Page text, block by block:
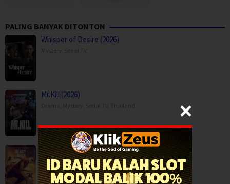
PALING BANYAK DITONTON
Whisper of Desire (2026)
Mr.Kill (2026)
Beast Race (2026)
Action,Movies,Science Fiction,Thriller, Brazil